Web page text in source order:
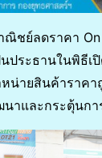
ณิชย์ลดราคา
ประธานในพิธี
หน่ายสินค้าราค
าและกระตุ้นก